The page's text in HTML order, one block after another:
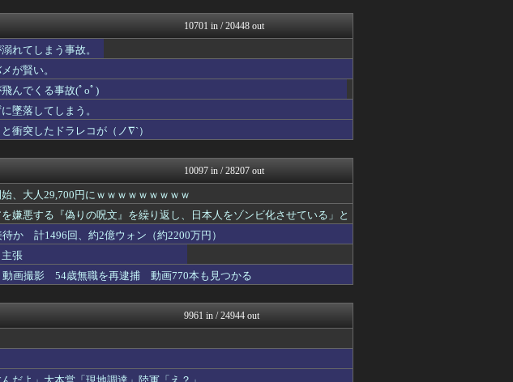
がセクシーすぎるww...
もきゅ速(*´ω`*)人(...
ツバメ速報＠ヤクルトスワロ...
はーとログ
終了｣｢一部過...
ゲイ水筒持ち歩くと...
坂道情報通～乃木坂46まと...
ズ 2」...
fig速
てくれ」
もちろん中国の核も...
おーるじゃんる
出… ゴールデンタイムズ
10701 in / 20448 out
れてしまう事故。
が賢い。
んでくる事故(ﾟoﾟ)
墜落してしまう。
衝突したドラレコが（ノ∇`）
10097 in / 28207 out
、大人29,700円にｗｗｗｗｗｗｗｗｗ
嫌悪する『偽りの呪文』を繰り返し、日本人をゾンビ化させている」と
か 計1496回、約2億ウォン（約2200万円）
張
動画撮影 54歳無職を再逮捕 動画770本も見つかる
9961 in / 24944 out